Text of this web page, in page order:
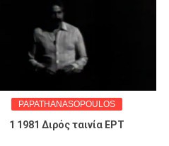
PAPATHANASOPOULOS
1 1981 Διρός ταινία ΕΡΤ